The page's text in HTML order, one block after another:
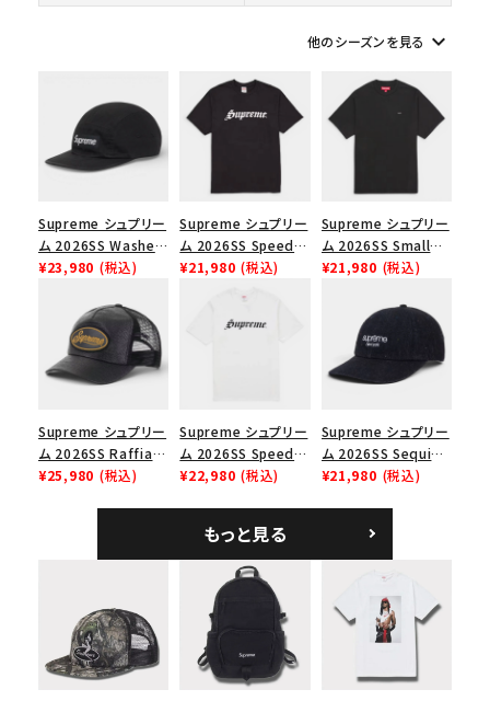
コラボレーションブランドから探す
並び順
価格から探す
円 ～
在庫のない商品を表示する
絞り込んで検索する
他のシーズンを見る keyboard_arrow_down
Supreme シュプリー
ム 2026SS Washed
Chino Twill Camp
ノツイル キャンプキャ
ップ ブラック
¥23,980 (税込)
Supreme シュプリー
ム 2026SS Speed
Tee スピードTシャツ
¥21,980 (税込)
Supreme シュプリー
ム 2026SS Small
Box Tee スモールボ
¥21,980 (税込)
Supreme シュプリー
ム 2026SS Raffia
Mesh Back 5-Panel
¥25,980 (税込)
Supreme シュプリー
ム 2026SS Speed
Tee スピードTシャツ
¥22,980 (税込)
Supreme シュプリー
ム 2026SS Sequin
Denim Classic
シックロゴ 6パネルキ
ャップ ブラック
¥21,980 (税込)
もっと見る